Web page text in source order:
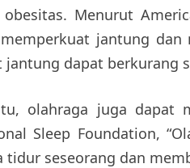
Menurut
jantung dan
dapat berkurang
olahraga juga dapat
Sleep Foundation,
tidur seseorang dan